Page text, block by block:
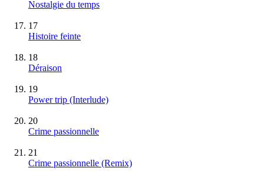
Nostalgie du temps
17
Histoire feinte
18
Déraison
19
Power trip (Interlude)
20
Crime passionnelle
21
Crime passionnelle (Remix)